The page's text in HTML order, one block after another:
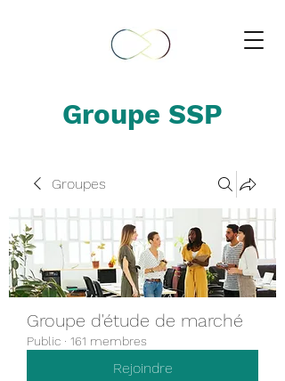
Groupe SSP
Groupes
Groupe d'étude de marché
Public · 161 membres
Rejoindre